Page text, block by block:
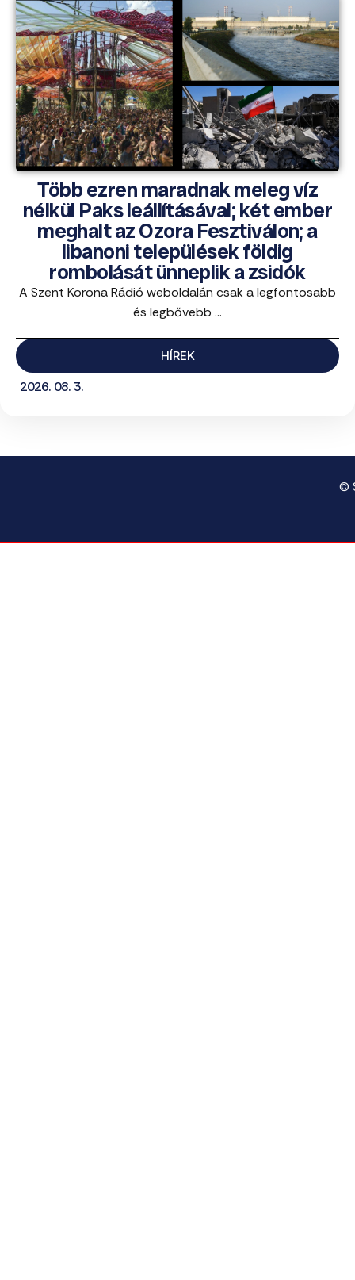
Több ezren maradnak meleg víz
nélkül Paks leállításával; két ember
meghalt az Ozora Fesztiválon; a
libanoni települések földig
rombolását ünneplik a zsidók
A Szent Korona Rádió weboldalán csak a legfontosabb
és legbővebb ...
HÍREK
2026. 08. 3.
©